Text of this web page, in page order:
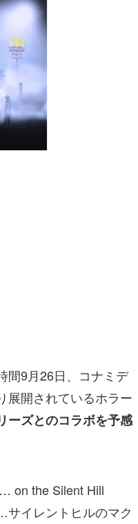
ボス」… ゲームにまつわる言葉
ピューター文化史研究家・タ
間9月26日、コナミデ
展開されているホラー
ーズとのコラボを予感
on the Silent Hill
イレントヒルのマク